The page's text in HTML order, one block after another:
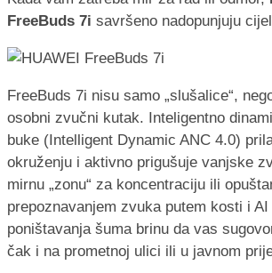
FreeBuds 7i savršeno nadopunjuju
FreeBuds 7i nisu samo „slušalice“,
osobni zvučni kutak. Inteligentno
buke (Intelligent Dynamic ANC 4.0)
okruženju i aktivno prigušuje vanjske
mirnu „zonu“ za koncentraciju ili
prepoznavanjem zvuka putem kosti i
poništavanja šuma brinu da vas
čak i na prometnoj ulici ili u javnom